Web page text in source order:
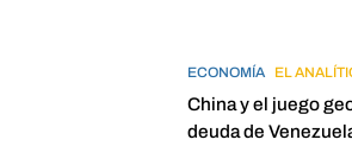
ECONOMÍA EL
China y el juego
deuda de